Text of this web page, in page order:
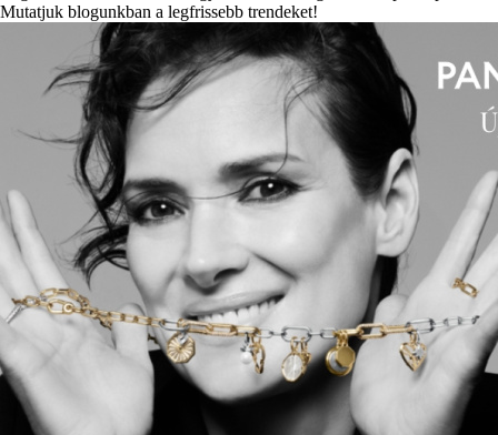
Mutatjuk blogunkban a legfrissebb trendeket!